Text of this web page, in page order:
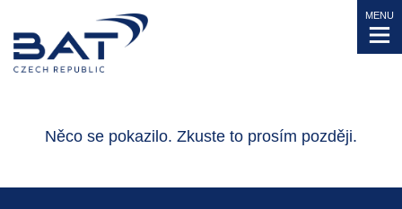
MENU
Něco se pokazilo. Zkuste to prosím později.